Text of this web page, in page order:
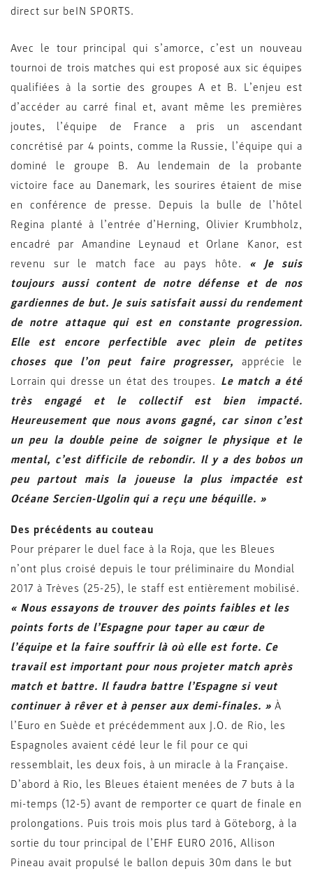
direct sur beIN SPORTS.
Avec le tour principal qui s’amorce, c’est un nouveau
tournoi de trois matches qui est proposé aux sic équipes
qualifiées à la sortie des groupes A et B. L’enjeu est
d’accéder au carré final et, avant même les premières
joutes, l’équipe de France a pris un ascendant
concrétisé par 4 points, comme la Russie, l’équipe qui a
dominé le groupe B. Au lendemain de la probante
victoire face au Danemark, les sourires étaient de mise
en conférence de presse. Depuis la bulle de l’hôtel
Regina planté à l’entrée d’Herning, Olivier Krumbholz,
encadré par Amandine Leynaud et Orlane Kanor, est
revenu sur le match face au pays hôte. « Je suis
toujours aussi content de notre défense et de nos
gardiennes de but. Je suis satisfait aussi du rendement
de notre attaque qui est en constante progression.
Elle est encore perfectible avec plein de petites
choses que l’on peut faire progresser, apprécie le
Lorrain qui dresse un état des troupes. Le match a été
très engagé et le collectif est bien impacté.
Heureusement que nous avons gagné, car sinon c’est
un peu la double peine de soigner le physique et le
mental, c’est difficile de rebondir. Il y a des bobos un
peu partout mais la joueuse la plus impactée est
Océane Sercien-Ugolin qui a reçu une béquille. »
Des précédents au couteau
Pour préparer le duel face à la Roja, que les Bleues
n’ont plus croisé depuis le tour préliminaire du Mondial
2017 à Trèves (25-25), le staff est entièrement mobilisé.
« Nous essayons de trouver des points faibles et les
points forts de l’Espagne pour taper au cœur de
l’équipe et la faire souffrir là où elle est forte. Ce
travail est important pour nous projeter match après
match et battre. Il faudra battre l’Espagne si veut
continuer à rêver et à penser aux demi-finales. » À
l’Euro en Suède et précédemment aux J.O. de Rio, les
Espagnoles avaient cédé leur le fil pour ce qui
ressemblait, les deux fois, à un miracle à la Française.
D’abord à Rio, les Bleues étaient menées de 7 buts à la
mi-temps (12-5) avant de remporter ce quart de finale en
prolongations. Puis trois mois plus tard à Göteborg, à la
sortie du tour principal de l’EHF EURO 2016, Allison
Pineau avait propulsé le ballon depuis 30m dans le but